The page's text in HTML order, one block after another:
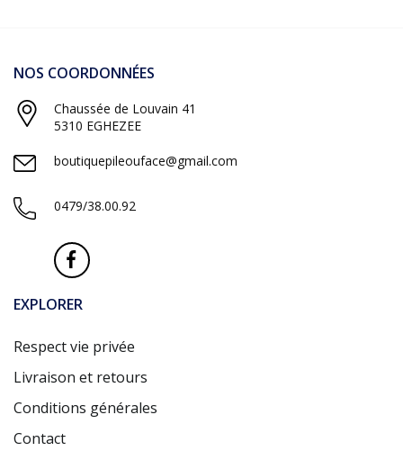
NOS COORDONNÉES
Chaussée de Louvain 41
5310 EGHEZEE
boutiquepileouface@gmail.com
0479/38.00.92
EXPLORER
Respect vie privée
Livraison et retours
Conditions générales
Contact